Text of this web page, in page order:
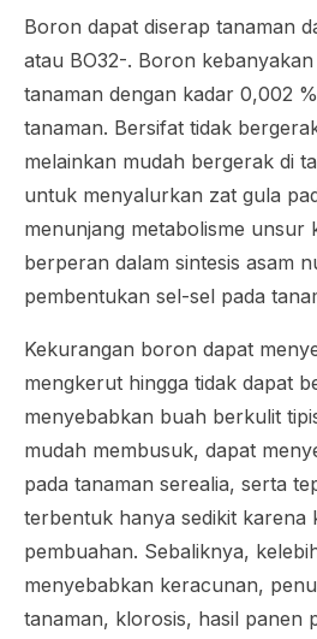
Boron dapat diserap tanaman
atau BO32-. Boron
tanaman dengan kadar 0,002
tanaman. Bersifat tidak
melainkan mudah bergerak di
untuk menyalurkan zat gula
menunjang metabolisme unsur
berperan dalam sintesis asam
pembentukan sel-sel pada
Kekurangan boron dapat
mengkerut hingga tidak dapat
menyebabkan buah berkulit
mudah membusuk, dapat
pada tanaman serealia, serta
terbentuk hanya sedikit karena
pembuahan. Sebaliknya,
menyebabkan keracunan,
tanaman, klorosis, hasil panen